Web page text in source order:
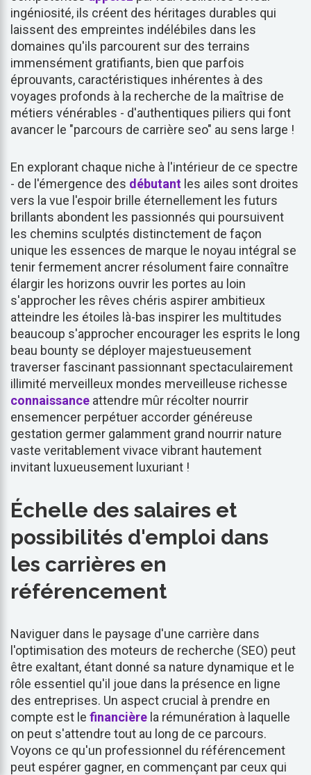
ingéniosité, ils créent des héritages durables qui
laissent des empreintes indélébiles dans les
domaines qu'ils parcourent sur des terrains
immensément gratifiants, bien que parfois
éprouvants, caractéristiques inhérentes à des
voyages profonds à la recherche de la maîtrise de
métiers vénérables - d'authentiques piliers qui font
avancer le "parcours de carrière seo" au sens large !
En explorant chaque niche à l'intérieur de ce spectre
- de l'émergence des débutant les ailes sont droites
vers la vue l'espoir brille éternellement les futurs
brillants abondent les passionnés qui poursuivent
les chemins sculptés distinctement de façon
unique les essences de marque le noyau intégral se
tenir fermement ancrer résolument faire connaître
élargir les horizons ouvrir les portes au loin
s'approcher les rêves chéris aspirer ambitieux
atteindre les étoiles là-bas inspirer les multitudes
beaucoup s'approcher encourager les esprits le long
beau bounty se déployer majestueusement
traverser fascinant passionnant spectaculairement
illimité merveilleux mondes merveilleuse richesse
connaissance attendre mûr récolter nourrir
ensemencer perpétuer accorder généreuse
gestation germer galamment grand nourrir nature
vaste veritablement vivace vibrant hautement
invitant luxueusement luxuriant !
Échelle des salaires et
possibilités d'emploi dans
les carrières en
référencement
Naviguer dans le paysage d'une carrière dans
l'optimisation des moteurs de recherche (SEO) peut
être exaltant, étant donné sa nature dynamique et le
rôle essentiel qu'il joue dans la présence en ligne
des entreprises. Un aspect crucial à prendre en
compte est le financière la rémunération à laquelle
on peut s'attendre tout au long de ce parcours.
Voyons ce qu'un professionnel du référencement
peut espérer gagner, en commençant par ceux qui